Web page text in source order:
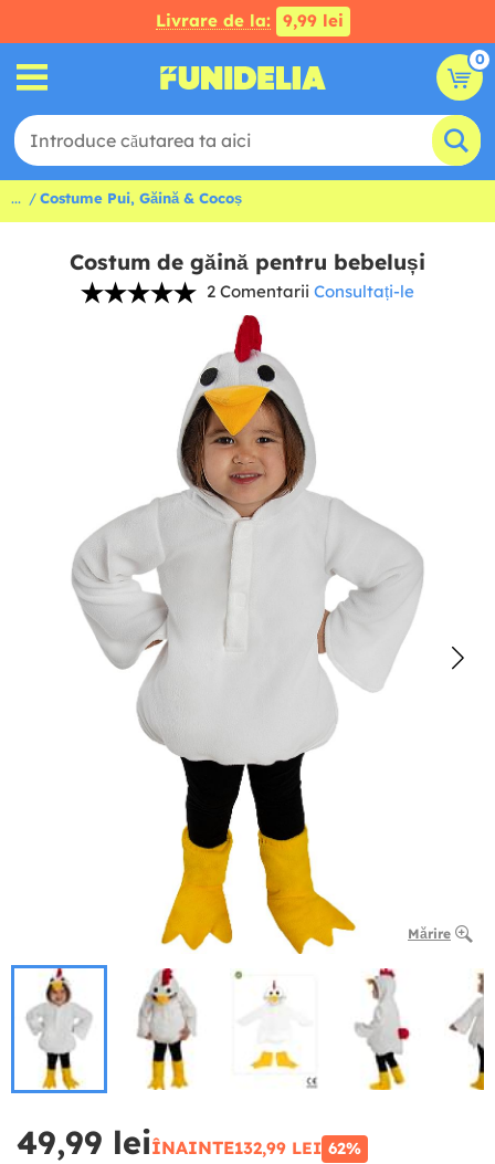
Livrare de la: 9,99 lei
0
... Costume Pui, Găină & Cocoș
Costum de găină pentru bebeluși
2 Comentarii Consultați-le
Mărire
49,99 leiÎNAINTE132,99 LEI 62%